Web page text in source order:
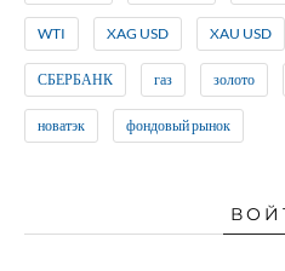
WTI XAG USD XAU USD
СБЕРБАНК газ золото
новатэк фондовый рынок